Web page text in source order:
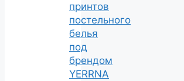
принтов
постельного
белья
под
брендом
YERRNA